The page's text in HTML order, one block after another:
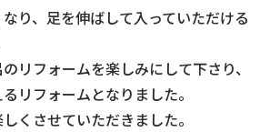
り、足を伸ばして入っていただける
リフォームを楽しみにして下さり、
リフォームとなりました。
くさせていただきました。